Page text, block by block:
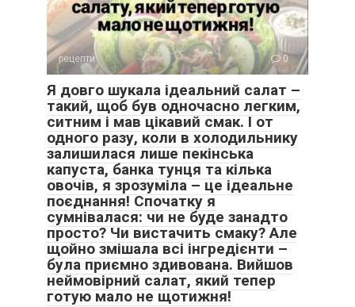
рецепти 0
Я довго шукала ідеальний салат –
такий, щоб був одночасно легким,
ситним і мав цікавий смак. І от
одного разу, коли в холодильнику
залишилася лише пекінська
капуста, банка тунця та кілька
овочів, я зрозуміла – це ідеальне
поєднання! Спочатку я
сумнівалася: чи не буде занадто
просто? Чи вистачить смаку? Але
щойно змішала всі інгредієнти –
була приємно здивована. Вийшов
неймовірний салат, який тепер
готую мало не щотижня!